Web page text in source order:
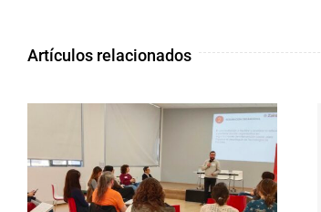
Artículos relacionados